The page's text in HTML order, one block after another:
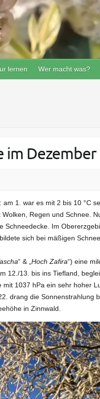
lernen Wer macht was?
Dezember
1. war es mit 2 bis 10 °C
Regen und Schnee.
Im
sich bei mäßigen
“ & „Hoch Zafira“) eine
12./13. bis ins Tiefland,
1037 hPa ein sehr hoher
drang die Sonnenstrahlung
in Zinnwald.